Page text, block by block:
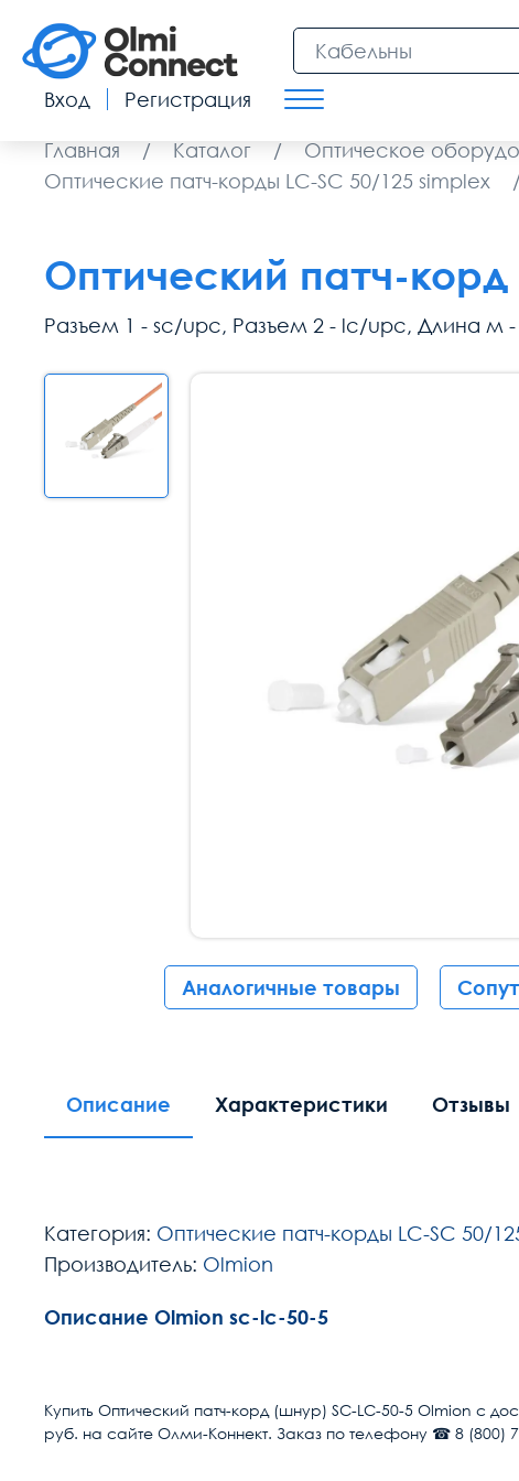
Вход Регистрация
Главная / Каталог / Оптическое
Оптические патч-корды LC-SC 50/125 simplex
Оптический патч-
Разъем 1 - sc/upc, Разъем 2 - lc/upc, Длина м -
Аналогичные товары
Описание Характеристики Отзывы
Категория: Оптические патч-корды LC-SC 50/
Производитель: Olmion
Описание Olmion sc-lc-50-5
Разъем 1
Условия доставки
Купить Оптический патч-корд (шнур) SC-LC-50-5 Olmion с
руб. на сайте Олми-Коннект. Заказ по телефону ☎ 8 (800)